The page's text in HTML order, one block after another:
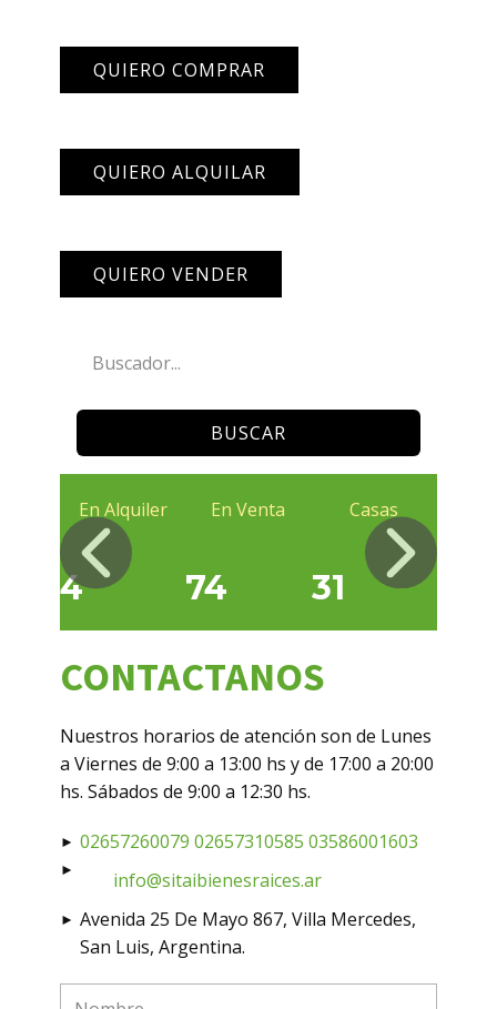
QUIERO COMPRAR
QUIERO ALQUILAR
QUIERO VENDER
BUSCAR
En Alquiler
4
En Venta
74
Casas
31
CONTACTANOS
Nuestros horarios de atención son de Lunes
a Viernes de 9:00 a 13:00 hs y de 17:00 a 20:00
hs. Sábados de 9:00 a 12:30 hs.
► 02657260079 02657310585 03586001603
► info@sitaibienesraices.ar
► Avenida 25 De Mayo 867, Villa Mercedes,
San Luis, Argentina.